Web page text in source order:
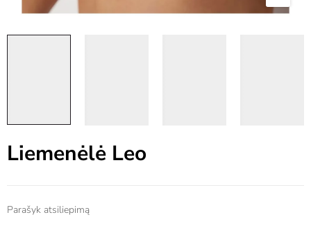
Liemenėlė Leo
Parašyk atsiliepimą